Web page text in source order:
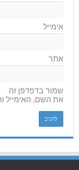
אימייל
אתר
שמור בדפדפן זה
את השם, האימייל